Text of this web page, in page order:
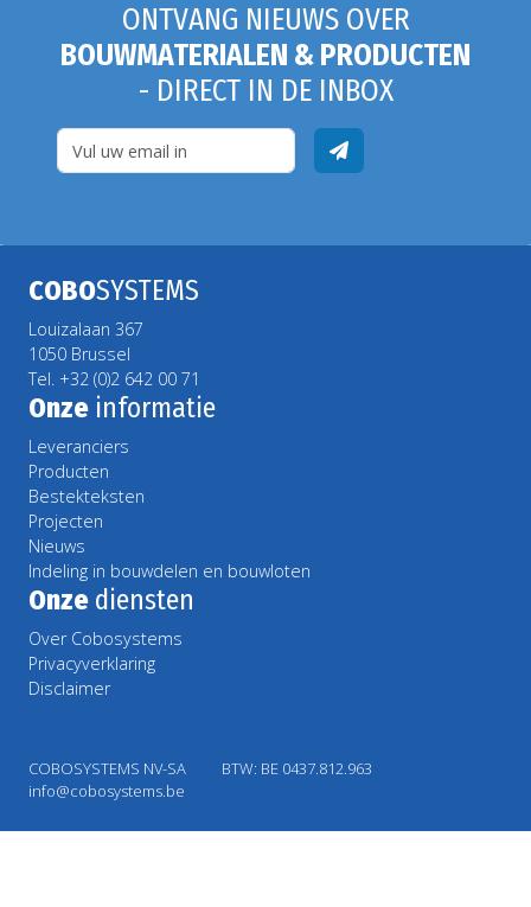
ONTVANG NIEUWS OVER
BOUWMATERIALEN & PRODUCTEN
- DIRECT IN DE INBOX
COBOSYSTEMS
Louizalaan 367
1050 Brussel
Tel. +32 (0)2 642 00 71
Onze informatie
Leveranciers
Producten
Bestekteksten
Projecten
Nieuws
Indeling in bouwdelen en bouwloten
Onze diensten
Over Cobosystems
Privacyverklaring
Disclaimer
COBOSYSTEMS NV-SA
BTW: BE 0437.812.963
info@cobosystems.be